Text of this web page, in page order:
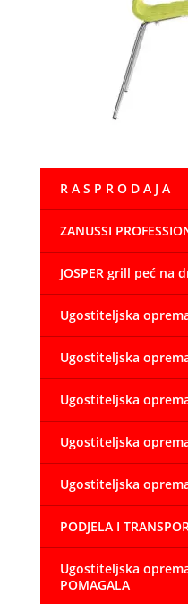
R A S P R O D A J A
ZANUSSI
JOSPER grill peć na
Ugostiteljska
Ugostiteljska oprema
Ugostiteljska
Ugostiteljska
Ugostiteljska oprema
PODJELA I
Ugostiteljska oprema
POMAGALA